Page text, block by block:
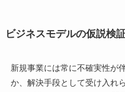
ビジネスモデルの仮説検
新規事業には常に不確実性が
か、解決手段として受け入れ